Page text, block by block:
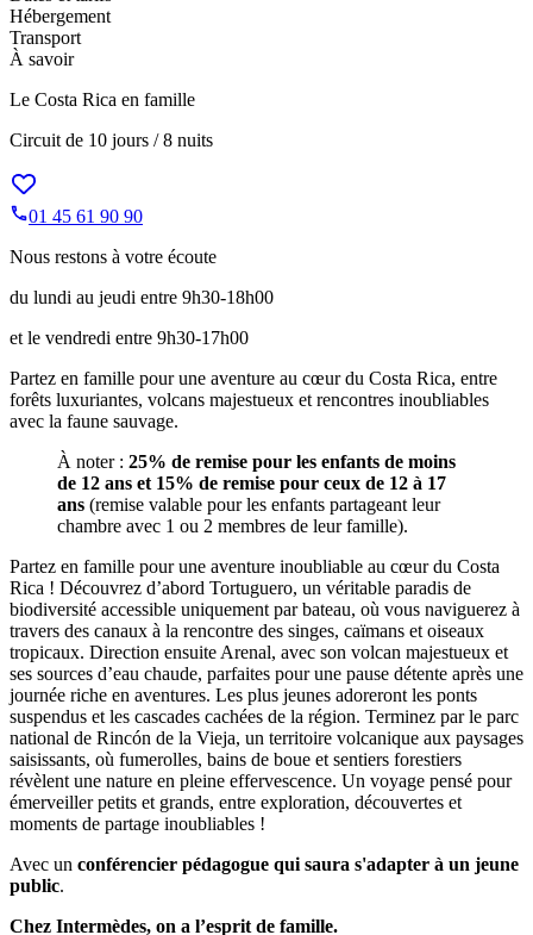
Hébergement
Transport
À savoir
Le Costa Rica en famille
Circuit de 10 jours / 8 nuits
01 45 61 90 90
Nous restons à votre écoute
du lundi au jeudi entre 9h30-18h00
et le vendredi entre 9h30-17h00
Partez en famille pour une aventure au cœur du Costa Rica, entre
forêts luxuriantes, volcans majestueux et rencontres inoubliables
avec la faune sauvage.
À noter : 25% de remise pour les enfants de moins
de 12 ans et 15% de remise pour ceux de 12 à 17
ans (remise valable pour les enfants partageant leur
chambre avec 1 ou 2 membres de leur famille).
Partez en famille pour une aventure inoubliable au cœur du Costa
Rica ! Découvrez d’abord Tortuguero, un véritable paradis de
biodiversité accessible uniquement par bateau, où vous naviguerez à
travers des canaux à la rencontre des singes, caïmans et oiseaux
tropicaux. Direction ensuite Arenal, avec son volcan majestueux et
ses sources d’eau chaude, parfaites pour une pause détente après une
journée riche en aventures. Les plus jeunes adoreront les ponts
suspendus et les cascades cachées de la région. Terminez par le parc
national de Rincón de la Vieja, un territoire volcanique aux paysages
saisissants, où fumerolles, bains de boue et sentiers forestiers
révèlent une nature en pleine effervescence. Un voyage pensé pour
émerveiller petits et grands, entre exploration, découvertes et
moments de partage inoubliables !
Avec un conférencier pédagogue qui saura s'adapter à un jeune
public.
Chez Intermèdes, on a l’esprit de famille.